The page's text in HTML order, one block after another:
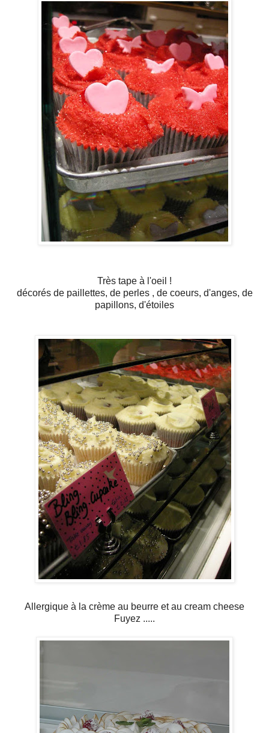
Très tape à l'oeil !
décorés de paillettes, de perles , de coeurs, d'anges, de
papillons, d'étoiles
Allergique à la crème au beurre et au cream cheese
Fuyez .....